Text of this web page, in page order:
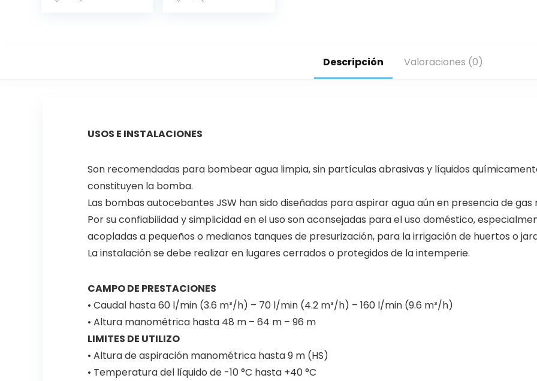
Descripción Valoraciones (0)
USOS E INSTALACIONES
Son recomendadas para bombear agua limpia, sin partículas abrasivas y líquidos
constituyen la bomba.
Las bombas autocebantes JSW han sido diseñadas para aspirar agua aún en presencia de
Por su confiabilidad y simplicidad en el uso son aconsejadas para el uso doméstico,
acopladas a pequeños o medianos tanques de presurización, para la irrigación de huertos o
La instalación se debe realizar en lugares cerrados o protegidos de la intemperie.
CAMPO DE PRESTACIONES
• Caudal hasta 60 l/min (3.6 m³/h) – 70 l/min (4.2 m³/h) – 160 l/min (9.6 m³/h)
• Altura manométrica hasta 48 m – 64 m – 96 m
LIMITES DE UTILIZO
• Altura de aspiración manométrica hasta 9 m (HS)
• Temperatura del líquido de -10 °C hasta +40 °C